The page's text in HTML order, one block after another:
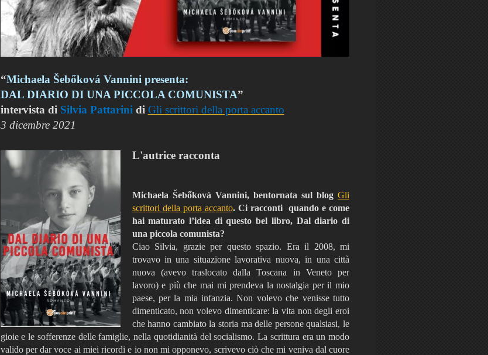
“Michaela Šebőková Vannini presenta:
DAL DIARIO DI UNA PICCOLA COMUNISTA”
intervista di Silvia Pattarini di Gli scrittori della porta accanto
3 dicembre 2021
L'autrice racconta
Michaela Šebőková Vannini, bentornata sul blog Gli
scrittori della porta accanto. Ci racconti quando e come
hai maturato l’idea di questo bel libro, Dal diario di
una piccola comunista?
Ciao Silvia, grazie per questo spazio. Era il 2008, mi
trovavo in una situazione lavorativa nuova, in una città
nuova (avevo traslocato dalla Toscana in Veneto per
lavoro) e più che mai mi prendeva la nostalgia per il mio
paese, per la mia infanzia. Non volevo che venisse tutto
dimenticato, non volevo dimenticare: la vita non degli eroi
che hanno cambiato la storia ma delle persone qualsiasi, le
gioie e le sofferenze delle famiglie, nella quotidianità del socialismo. La scrittura era un modo
valido per dar voce ai miei ricordi e io non mi opponevo, scrivevo ciò che mi veniva dal cuore